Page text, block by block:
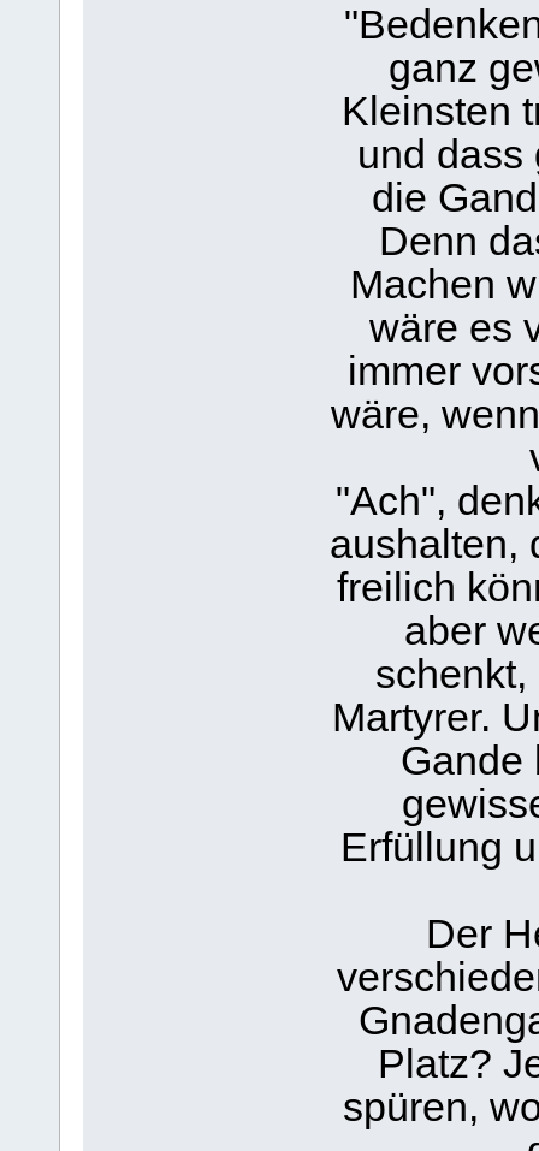
ganz
Kleinsten
und dass
die
Denn
Machen
wäre es
immer
wäre,
"Ach",
aushalten,
freilich
aber
Martyrer.
Gande
Erfüllung
Der
Platz?
spüren,